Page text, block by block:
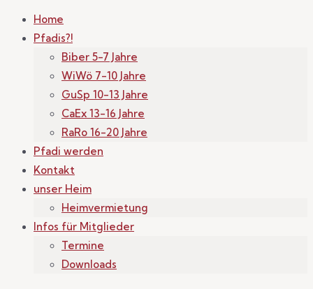
Home
Pfadis?!
Biber 5-7 Jahre
WiWö 7-10 Jahre
GuSp 10-13 Jahre
CaEx 13-16 Jahre
RaRo 16-20 Jahre
Pfadi werden
Kontakt
unser Heim
Heimvermietung
Infos für Mitglieder
Termine
Downloads